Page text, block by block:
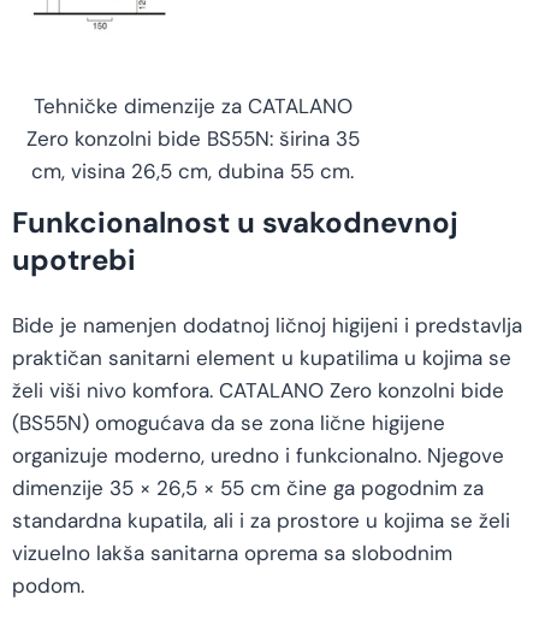
Tehničke dimenzije za CATALANO
Zero konzolni bide BS55N: širina 35
cm, visina 26,5 cm, dubina 55 cm.
Funkcionalnost u svakodnevnoj
upotrebi
Bide je namenjen dodatnoj ličnoj higijeni i predstavlja
praktičan sanitarni element u kupatilima u kojima se
želi viši nivo komfora. CATALANO Zero konzolni bide
(BS55N) omogućava da se zona lične higijene
organizuje moderno, uredno i funkcionalno. Njegove
dimenzije 35 × 26,5 × 55 cm čine ga pogodnim za
standardna kupatila, ali i za prostore u kojima se želi
vizuelno lakša sanitarna oprema sa slobodnim
podom.